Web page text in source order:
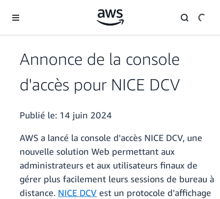
Annonce de la console
d'accès pour NICE DCV
Publié le: 14 juin 2024
AWS a lancé la console d'accès NICE DCV, une
nouvelle solution Web permettant aux
administrateurs et aux utilisateurs finaux de
gérer plus facilement leurs sessions de bureau à
distance. NICE DCV est un protocole d'affichage